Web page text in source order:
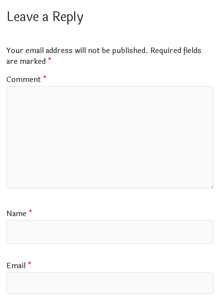
b
o
k
s
p
p
bl er
m
Leave a Reply
Your email address will not be published. Required fields
are marked *
Comment *
Name *
Email *